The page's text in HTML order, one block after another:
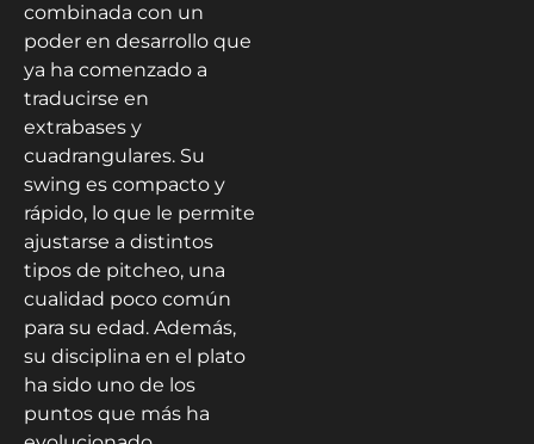
combinada con un
poder en desarrollo que
ya ha comenzado a
traducirse en
extrabases y
cuadrangulares. Su
swing es compacto y
rápido, lo que le permite
ajustarse a distintos
tipos de pitcheo, una
cualidad poco común
para su edad. Además,
su disciplina en el plato
ha sido uno de los
puntos que más ha